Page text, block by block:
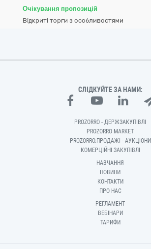
Очікування пропозицій
Відкриті торги з особливостями
СЛІДКУЙТЕ ЗА НАМИ:
PROZORRO - ДЕРЖЗАКУПІВЛІ
PROZORRO MARKET
PROZORRO.ПРОДАЖІ - АУКЦІОНИ
КОМЕРЦІЙНІ ЗАКУПІВЛІ
НАВЧАННЯ
НОВИНИ
КОНТАКТИ
ПРО НАС
РЕГЛАМЕНТ
ВЕБІНАРИ
ТАРИФИ